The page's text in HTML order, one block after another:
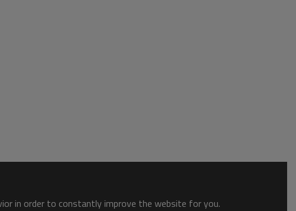
in order to constantly improve the website for you.